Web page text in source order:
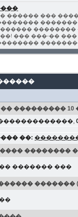
������ ���
��������
��� ���-��
��������� 10
��:
��������
������� ���
�������